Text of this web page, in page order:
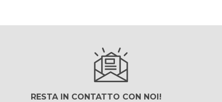
RESTA IN CONTATTO CON NOI!